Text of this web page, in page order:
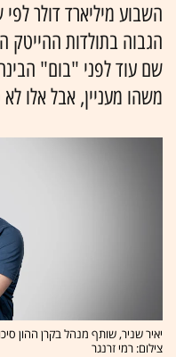
הגבוה בתולדות ההייטק
שם עוד לפני "בום"
משהו מעניין, אבל אלו לא
צילום: רמי זרנגר